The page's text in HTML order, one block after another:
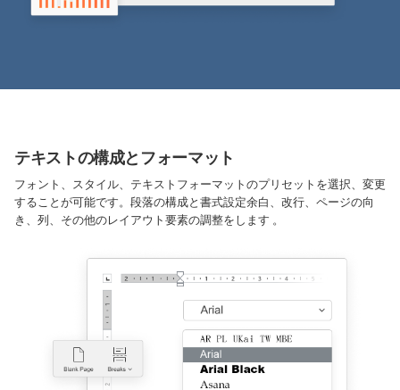
テキストの構成とフォーマット
フォント、スタイル、テキストフォーマットのプリセットを選択、変更
することが可能です。段落の構成と書式設定余白、改行、ページの向
き、列、その他のレイアウト要素の調整をします 。